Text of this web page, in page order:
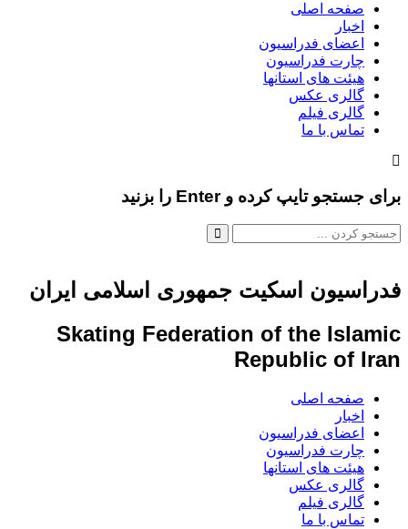
صفحه اصلی
اخبار
اعضای فدراسیون
چارت فدراسیون
هیئت های استانها
گالری عکس
گالری فیلم
تماس با ما
برای جستجو تایپ کرده و Enter را بزنید
فدراسیون اسکیت جمهوری اسلامی ایران
Skating Federation of the Islamic
Republic of Iran
صفحه اصلی
اخبار
اعضای فدراسیون
چارت فدراسیون
هیئت های استانها
گالری عکس
گالری فیلم
تماس با ما